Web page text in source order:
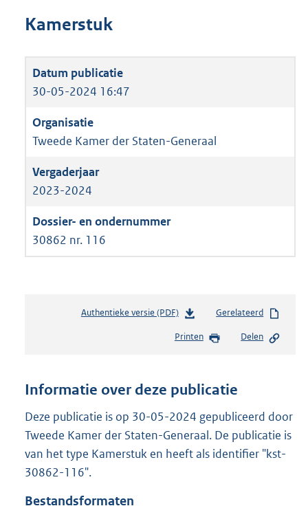
Kamerstuk
30-05-2024 16:47
Tweede Kamer der Staten-Generaal
2023-2024
30862 nr. 116
Authentieke versie (PDF)b
s
n
s
r
o
Gerelateerd
Printen Delen
Informatie over deze publicatie
Deze publicatie is op 30-05-2024 gepubliceerd door
Tweede Kamer der Staten-Generaal. De publicatie is
van het type Kamerstuk en heeft als identifier "kst-
30862-116".
Bestandsformaten